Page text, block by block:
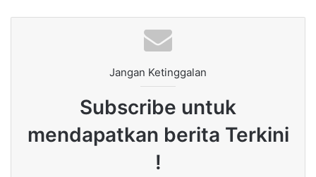
Jangan Ketinggalan
Subscribe untuk
mendapatkan berita Terkini
!